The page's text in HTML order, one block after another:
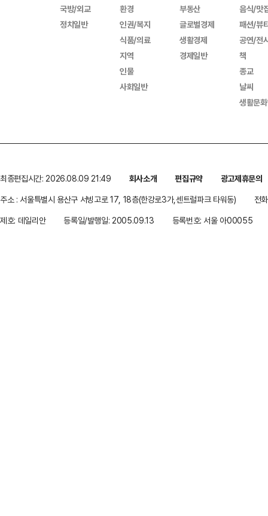
국방/외교
정치일반
환경
인권/복지
식품/의료
지역
인물
사회일반
부동산
글로벌경제
생활경제
경제일반
음식/맛
패션/뷰
공연/전
책
종교
날씨
생활문
최종편집시간: 2026.08.09 21:49 회사소개 편집규약
광고제휴문의
주소 : 서울특별시 용산구 서빙고로 17, 18층(한강로3가,센트럴파크 타워동)
전
제호: 데일리안
등록일/발행일: 2005.09.13 등록번호: 서울 아00055